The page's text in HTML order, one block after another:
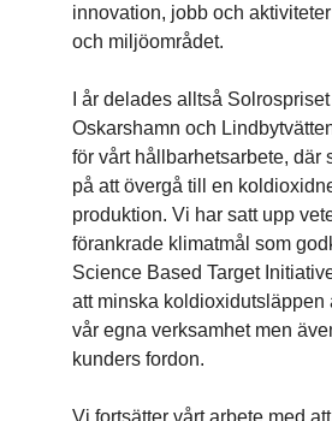
innovation, jobb och
och miljöområdet.
I år delades alltså
Oskarshamn och
för vårt hållbarhetsarbete, där
på att övergå till en
produktion. Vi har satt upp
förankrade klimatmål som
Science Based Target
att minska koldioxidutsläppen
vår egna verksamhet men
kunders fordon.
Vi fortsätter vårt arbete med